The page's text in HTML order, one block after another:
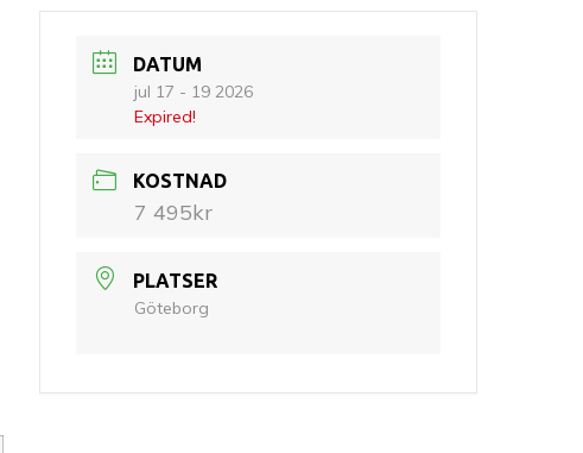
DATUM
jul 17 - 19 2026
Expired!
KOSTNAD
7 495kr
PLATSER
Göteborg